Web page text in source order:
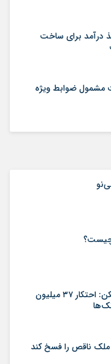
درآمد برای ساخت
مشمول ضوابط ویژه
عامل تشدید قیمت مسکن: احتکار ۳۷ میلیون
ملک ناقص را فسخ کند